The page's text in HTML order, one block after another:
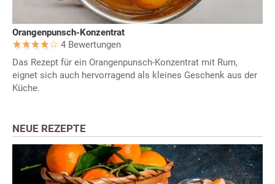
Orangenpunsch-Konzentrat
4 Bewertungen
Das Rezept für ein Orangenpunsch-Konzentrat mit Rum,
eignet sich auch hervorragend als kleines Geschenk aus der
Küche.
NEUE REZEPTE